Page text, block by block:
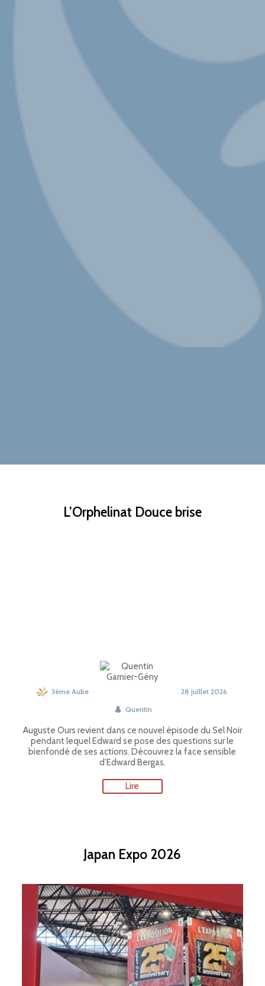
L’Orphelinat Douce brise
3ème Aube
Quentin
28 juillet 2026
Auguste Ours revient dans ce nouvel épisode du Sel Noir
pendant lequel Edward se pose des questions sur le
bienfondé de ses actions. Découvrez la face sensible
d’Edward Bergas.
Lire
Japan Expo 2026